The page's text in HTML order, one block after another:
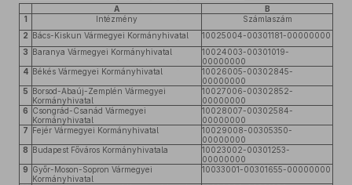
A
B
1
Intézmény
Számlaszám
2 Bács-Kiskun Vármegyei Kormányhivatal
10025004-00301181-00000000
3 Baranya Vármegyei Kormányhivatal
10024003-00301019-
00000000
4 Békés Vármegyei Kormányhivatal
10026005-00302845-
00000000
5 Borsod-Abaúj-Zemplén Vármegyei
Kormányhivatal
10027006-00302852-
00000000
6 Csongrád-Csanád Vármegyei
Kormányhivatal
10028007-00302584-
00000000
7 Fejér Vármegyei Kormányhivatal
10029008-00305350-
00000000
8 Budapest Főváros Kormányhivatala
10023002-00301253-
00000000
9 Győr-Moson-Sopron Vármegyei
Kormányhivatal
10033001-00301655-00000000